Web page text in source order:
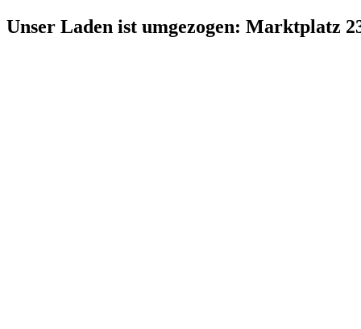
Zum
Inhalt
Unser Laden ist umgezogen: Marktplatz